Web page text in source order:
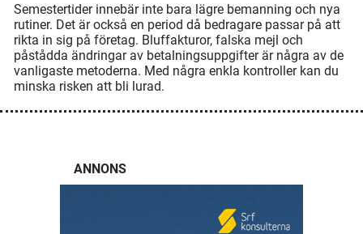
Semestertider innebär inte bara lägre bemanning och nya
rutiner. Det är också en period då bedragare passar på att
rikta in sig på företag. Bluffakturor, falska mejl och
påstådda ändringar av betalningsuppgifter är några av de
vanligaste metoderna. Med några enkla kontroller kan du
minska risken att bli lurad.
ANNONS